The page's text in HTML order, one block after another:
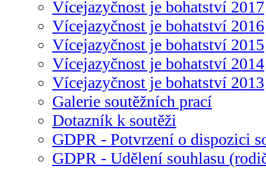
Vícejazyčnost je bohatství 2017
Vícejazyčnost je bohatství 2016
Vícejazyčnost je bohatství 2015
Vícejazyčnost je bohatství 2014
Vícejazyčnost je bohatství 2013
Galerie soutěžních prací
Dotazník k soutěži
GDPR - Potvrzení o dispozici
GDPR - Udělení souhlasu